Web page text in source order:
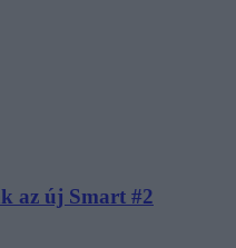
az új Smart #2